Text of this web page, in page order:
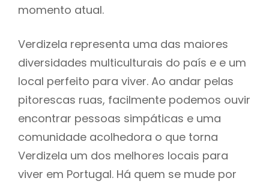
momento atual.
Verdizela representa uma das maiores
diversidades multiculturais do país e e um
local perfeito para viver. Ao andar pelas
pitorescas ruas, facilmente podemos ouvir
encontrar pessoas simpáticas e uma
comunidade acolhedora o que torna
Verdizela um dos melhores locais para
viver em Portugal. Há quem se mude por